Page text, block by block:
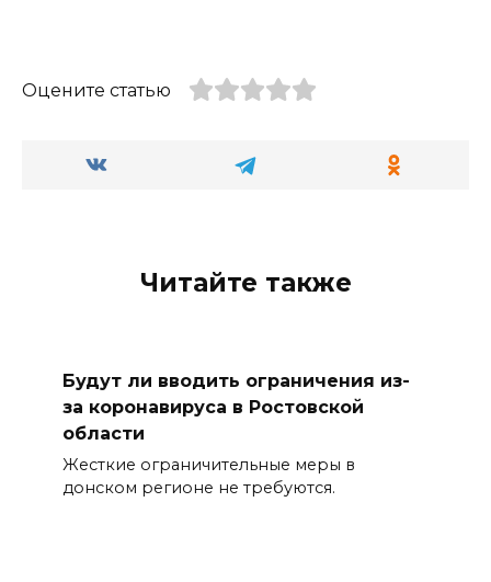
Оцените статью
Читайте также
Будут ли вводить ограничения из-
за коронавируса в Ростовской
области
Жесткие ограничительные меры в
донском регионе не требуются.